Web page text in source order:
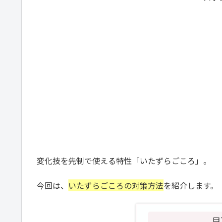
変化技を先制で使える特性「いたずらごころ」。
今回は、 いたずらごころの対策方法を紹介します。